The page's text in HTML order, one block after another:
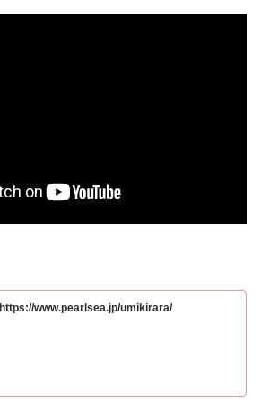
https://www.pearlsea.jp/umikirara/